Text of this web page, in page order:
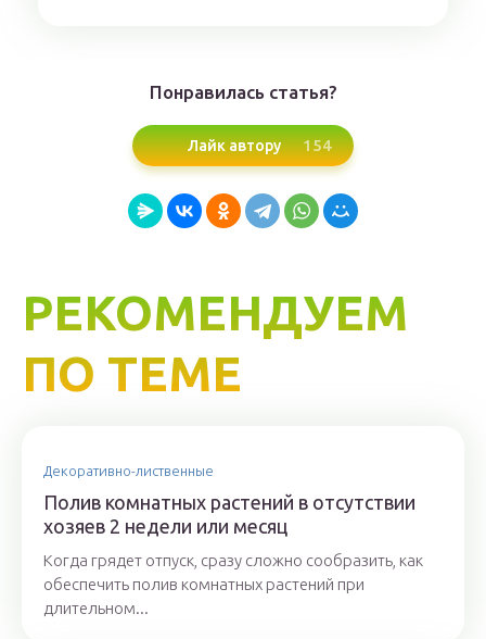
Понравилась статья?
Лайк автору 154
РЕКОМЕНДУЕМ
ПО ТЕМЕ
Декоративно-лиственные
Полив комнатных растений в отсутствии
хозяев 2 недели или месяц
Когда грядет отпуск, сразу сложно сообразить, как
обеспечить полив комнатных растений при
длительном...